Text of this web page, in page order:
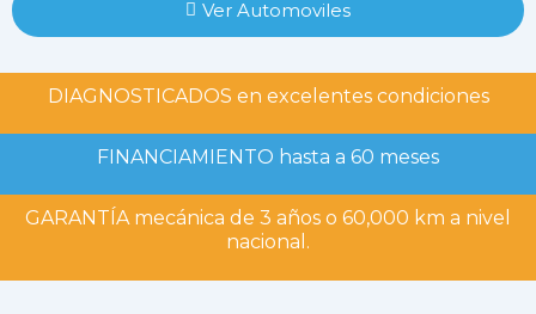
Ver Automoviles
DIAGNOSTICADOS en excelentes condiciones
FINANCIAMIENTO hasta a 60 meses
GARANTÍA mecánica de 3 años o 60,000 km a nivel
nacional.